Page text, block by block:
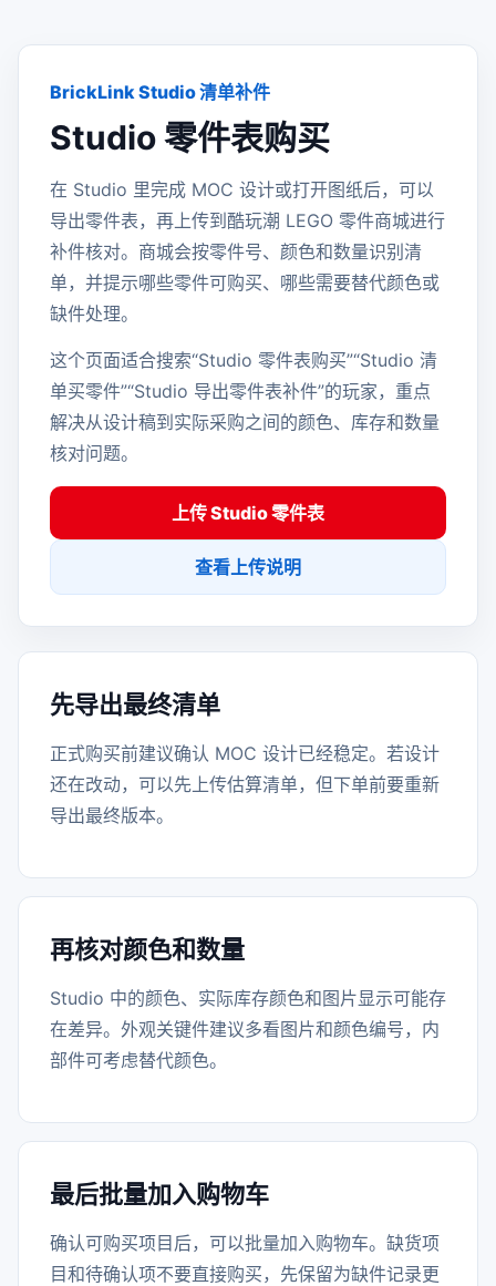
BrickLink Studio 清单补件
Studio 零件表购买
在 Studio 里完成 MOC 设计或打开图纸后，可以
导出零件表，再上传到酷玩潮 LEGO 零件商城进行
补件核对。商城会按零件号、颜色和数量识别清
单，并提示哪些零件可购买、哪些需要替代颜色或
缺件处理。
这个页面适合搜索“Studio 零件表购买”“Studio 清
单买零件”“Studio 导出零件表补件”的玩家，重点
解决从设计稿到实际采购之间的颜色、库存和数量
核对问题。
上传 Studio 零件表
查看上传说明
先导出最终清单
正式购买前建议确认 MOC 设计已经稳定。若设计
还在改动，可以先上传估算清单，但下单前要重新
导出最终版本。
再核对颜色和数量
Studio 中的颜色、实际库存颜色和图片显示可能存
在差异。外观关键件建议多看图片和颜色编号，内
部件可考虑替代颜色。
最后批量加入购物车
确认可购买项目后，可以批量加入购物车。缺货项
目和待确认项不要直接购买，先保留为缺件记录更